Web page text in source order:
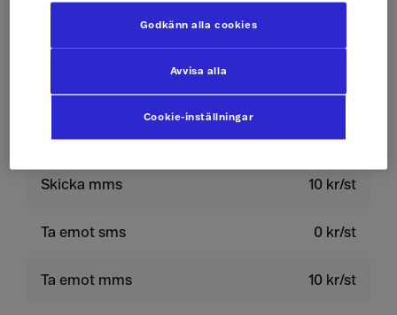
Ringa och ta emot
Ringa röstbrevlåda 19 kr/min
Skicka sms 4 kr/st
Skicka mms 10 kr/st
Ta emot sms 0 kr/st
Ta emot mms 10 kr/st
Cookie-inställningar
Avvisa alla
Godkänn alla cookies